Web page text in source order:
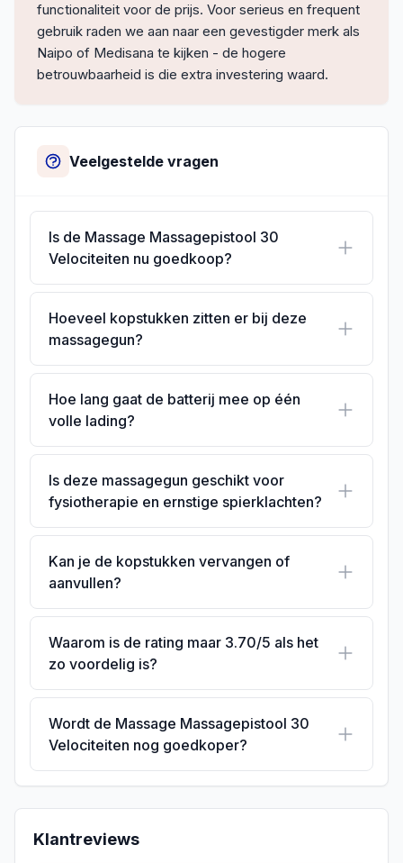
functionaliteit voor de prijs. Voor serieus en frequent
gebruik raden we aan naar een gevestigder merk als
Naipo of Medisana te kijken - de hogere
betrouwbaarheid is die extra investering waard.
Veelgestelde vragen
Is de Massage Massagepistool 30
Velociteiten nu goedkoop?
Hoeveel kopstukken zitten er bij deze
massagegun?
Hoe lang gaat de batterij mee op één
volle lading?
Is deze massagegun geschikt voor
fysiotherapie en ernstige spierklachten?
Kan je de kopstukken vervangen of
aanvullen?
Waarom is de rating maar 3.70/5 als het
zo voordelig is?
Wordt de Massage Massagepistool 30
Velociteiten nog goedkoper?
Klantreviews